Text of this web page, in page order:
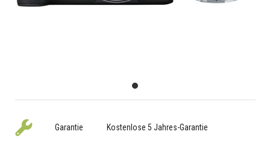
Garantie Kostenlose 5 Jahres-Garantie